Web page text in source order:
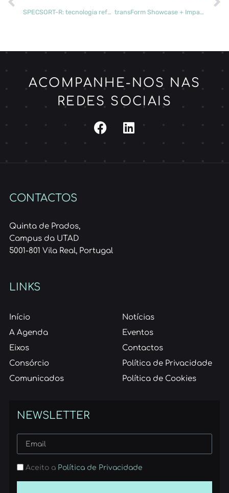
SPECSORT-R: tecnologia reforça o controlo de contaminantes na madeira reciclada transForm Showcase + Impact Day: apresentação de soluções com impacto no setor florestal
ACOMPANHE-NOS NAS
REDES SOCIAIS
CONTACTOS
Quinta de Prados,
Campus da UTAD
5001-801 Vila Real, Portugal
LINKS
Início
A Agenda
Eixos
Consórcio
Comunicados
Notícias
Eventos
Contactos
Política de Privacidade
Política de Cookies
NEWSLETTER
Aceito a Política de Privacidade